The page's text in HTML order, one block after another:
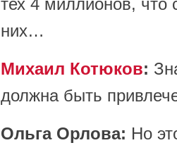
тех 4 миллионов, что
них…
Михаил Котюков:
должна быть
Ольга Орлова: Но